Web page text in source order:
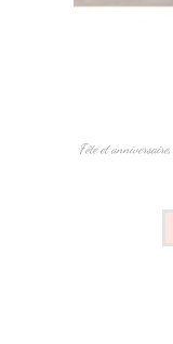
Fête et anniversaire,